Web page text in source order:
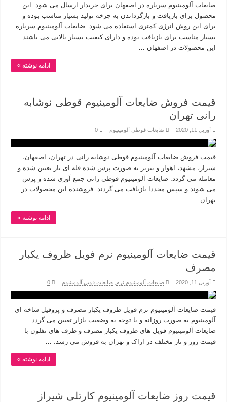
ضایعات آلومینیوم سرباره در اصفهان برای خریدار ارسال می شود. این
محصول برای بازیافت و بازگرداندن به چرخه تولید بسیار مناسب بوده و
برای این روش انرژی کمتری استفاده می شود. ضایعات آلومینیوم سرباره
بسیار مناسب برای بازیافت بوده و دارای کیفیت بسیار بالایی می باشند.
این محصولات در اصفهان …
ادامه نوشته »
قیمت فروش ضایعات آلومینیوم قوطی نوشابه
رانی تهران
آوریل 11, 2020 ضایعات قوطی آلومینیوم 0
قیمت فروش ضایعات آلومینیوم قوطی نوشابه رانی در تهران، اصفهان،
شیراز، مشهد، اهواز و تبریز به صورت پرس شده فله ای بار تعیین شده و
معامله می گردد. ضایعات آلومینیوم قوطی رانی جمع آوری شده و پرس
می شوند و سپس مجددا بازیافت می گردند. فروشنده این محصولات در
تهران …
ادامه نوشته »
قیمت ضایعات آلومینیوم نرم فویل ظروف یکبار
مصرف
آوریل 11, 2020 ضایعات آلومینیوم نرم ,ضایعات فویل آلومینیوم 0
قیمت ضایعات آلومینیوم نرم فویل ظروف یکبار مصرف و پروفیل شاخه ای
آلومینیوم به صورت روزانه و با توجه به وضعیت بازار تعیین می گردد.
ضایعات آلومینیوم فویل های ظروف یکبار مصرف و ظرف های تفلون با
قیمت روز و ناژ مختلف در اراک و تهران به فروش می رسد. …
ادامه نوشته »
قیمت روز ضایعات آلومینیوم کارتلی شیراز